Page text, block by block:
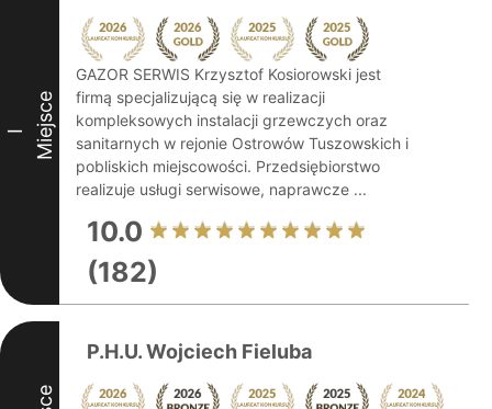
I Miejsce
GAZOR SERWIS Krzysztof Kosiorowski jest
firmą specjalizującą się w realizacji
kompleksowych instalacji grzewczych oraz
sanitarnych w rejonie Ostrowów Tuszowskich i
pobliskich miejscowości. Przedsiębiorstwo
realizuje usługi serwisowe, naprawcze ...
10.0
(182)
P.H.U. Wojciech Fieluba